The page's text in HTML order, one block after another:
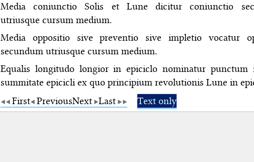
Media coniunctio Solis et Lune dicitur coniunctio
utriusque cursum medium.
Media oppositio sive preventio sive impletio vocatur
secundum utriusque cursum medium.
Equalis longitudo longior in epiciclo nominatur
summitate epicicli ex quo principium revolutionis Lune in
First PreviousNext Last Text only